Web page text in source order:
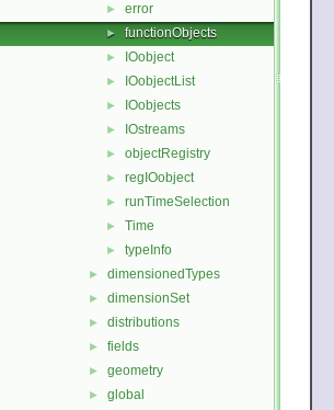
► error
► functionObjects
► IOobject
► IOobjectList
► IOobjects
► IOstreams
► objectRegistry
► regIOobject
► runTimeSelection
► Time
► typeInfo
► dimensionedTypes
► dimensionSet
► distributions
► fields
► geometry
► global